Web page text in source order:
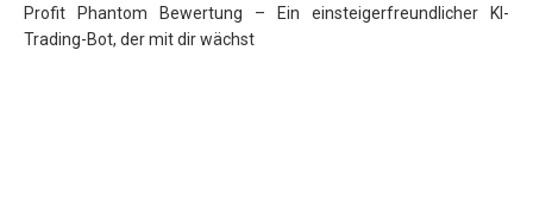
Profit Phantom Bewertung – Ein einsteigerfreundlicher KI-
Trading-Bot, der mit dir wächst